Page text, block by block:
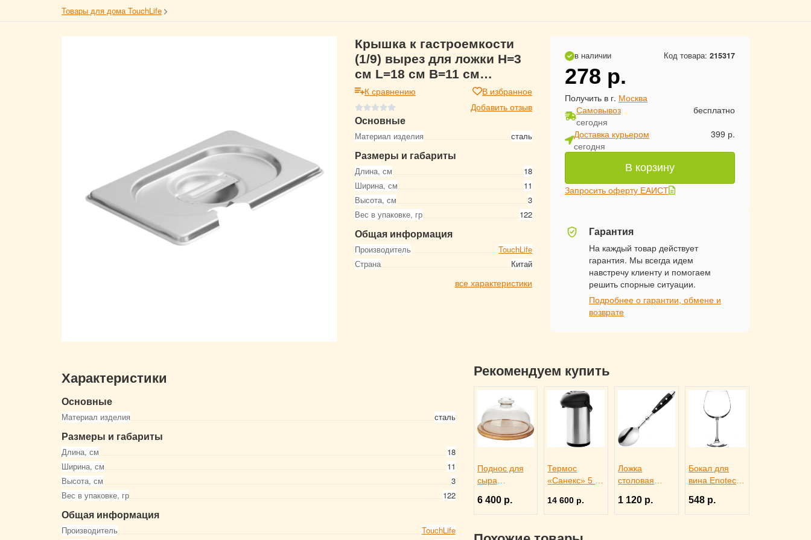
Товары для дома TouchLife
Крышка к гастроемкости
(1/9) вырез для ложки H=3
см L=18 см B=11 см
TouchLife, 213523
К сравнению
В избранное
Добавить отзыв
Основные
Материал изделия сталь
Размеры и габариты
Длина, см
18
Ширина, см
11
Высота, см
3
Вес в упаковке, гр
122
Общая информация
Производитель
TouchLife
Страна
Китай
все характеристики
в наличии Код товара: 215317
278 р.
Получить в г. Москва
Самовывоз
сегодня
бесплатно
Доставка курьером
сегодня
399 р.
В корзину
Запросить оферту ЕАИСТ
Гарантия
На каждый товар действует
гарантия. Мы всегда идем
навстречу клиенту и помогаем
решить спорные ситуации.
Подробнее о гарантии, обмене и
возврате
Характеристики
Основные
Материал изделия сталь
Размеры и габариты
Длина, см
18
Ширина, см
11
Высота, см
3
Вес в упаковке, гр
122
Общая информация
Производитель
TouchLife
Рекомендуем купить
Поднос для
сыра
со стеклянной
крышкой,
6 400 р.
Термос
«Санекс» 5 л,
3150635
14 600 р.
Ложка
столовая
Eternum
3110131
1 120 р.
Бокал для
вина Enoteca
Pasabahce
Бор 1050958
548 р.